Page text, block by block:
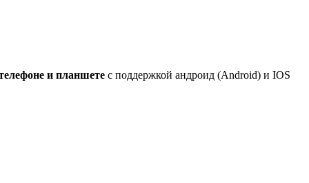
и планшете с поддержкой андроид (Android) и IOS